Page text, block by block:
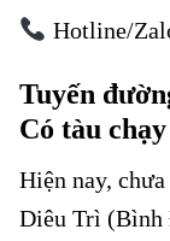
Hotline/
Tuyến
Có tàu
Hiện nay,
Diêu Trì (Bình